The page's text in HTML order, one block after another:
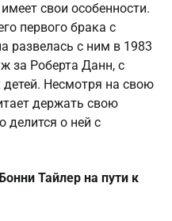
свои особенности.
первого брака с
развелась с ним в 1983
за Роберта Данн, с
Несмотря на свою
держать свою
делится о ней с
Тайлер на пути к